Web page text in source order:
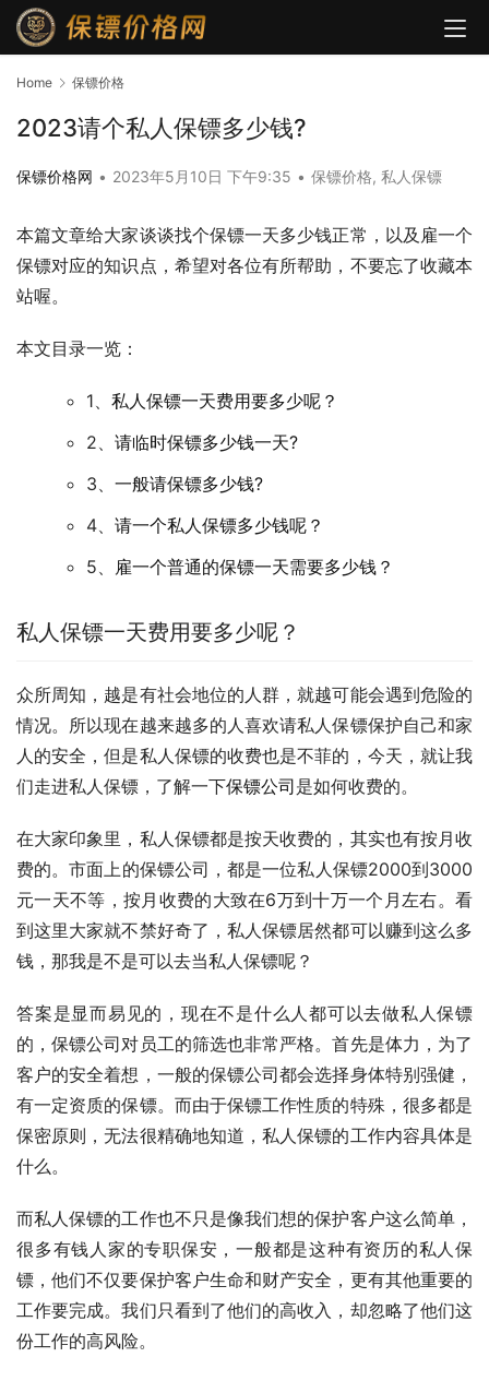
Home 保镖价格
2023请个私人保镖多少钱?
保镖价格网 • 2023年5月10日 下午9:35 • 保镖价格, 私人保镖
本篇文章给大家谈谈找个保镖一天多少钱正常，以及雇一个
保镖对应的知识点，希望对各位有所帮助，不要忘了收藏本
站喔。
本文目录一览：
1、 私人保镖一天费用要多少呢？
2、 请临时保镖多少钱一天?
3、 一般请保镖多少钱?
4、 请一个私人保镖多少钱呢？
5、 雇一个普通的保镖一天需要多少钱？
私人保镖一天费用要多少呢？
众所周知，越是有社会地位的人群，就越可能会遇到危险的
情况。所以现在越来越多的人喜欢请私人保镖保护自己和家
人的安全，但是私人保镖的收费也是不菲的，今天，就让我
们走进私人保镖，了解一下保镖公司是如何收费的。
在大家印象里，私人保镖都是按天收费的，其实也有按月收
费的。市面上的保镖公司，都是一位私人保镖2000到3000
元一天不等，按月收费的大致在6万到十万一个月左右。看
到这里大家就不禁好奇了，私人保镖居然都可以赚到这么多
钱，那我是不是可以去当私人保镖呢？
答案是显而易见的，现在不是什么人都可以去做私人保镖
的，保镖公司对员工的筛选也非常严格。首先是体力，为了
客户的安全着想，一般的保镖公司都会选择身体特别强健，
有一定资质的保镖。而由于保镖工作性质的特殊，很多都是
保密原则，无法很精确地知道，私人保镖的工作内容具体是
什么。
而私人保镖的工作也不只是像我们想的保护客户这么简单，
很多有钱人家的专职保安，一般都是这种有资历的私人保
镖，他们不仅要保护客户生命和财产安全，更有其他重要的
工作要完成。我们只看到了他们的高收入，却忽略了他们这
份工作的高风险。